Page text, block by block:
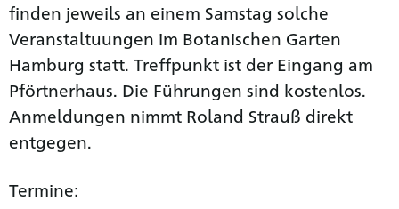
finden jeweils an einem Samstag solche
Veranstaltuungen im Botanischen Garten
Hamburg statt. Treffpunkt ist der Eingang am
Pförtnerhaus. Die Führungen sind kostenlos.
Anmeldungen nimmt Roland Strauß direkt
entgegen.
Termine: